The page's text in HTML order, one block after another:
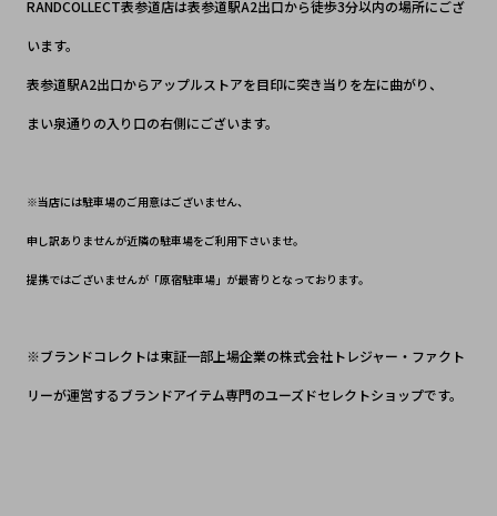
RANDCOLLECT表参道店は表参道駅A2出口から徒歩3分以内の場所にござ
います。
表参道駅A2出口からアップルストアを目印に突き当りを左に曲がり、
まい泉通りの入り口の右側にございます。
※当店には駐車場のご用意はございません、
申し訳ありませんが近隣の駐車場をご利用下さいませ。
提携ではございませんが「原宿駐車場」が最寄りとなっております。
※ブランドコレクトは東証一部上場企業の株式会社トレジャー・ファクト
リーが運営するブランドアイテム専門のユーズドセレクトショップです。